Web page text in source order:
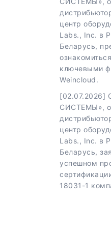
центр
Labs., Inc. в
Беларусь,
ключевыми
Weincloud.
[02.07.2026]
СИСТЕМЫ»,
центр
Labs., Inc. в
Беларусь,
успешном
18031-1